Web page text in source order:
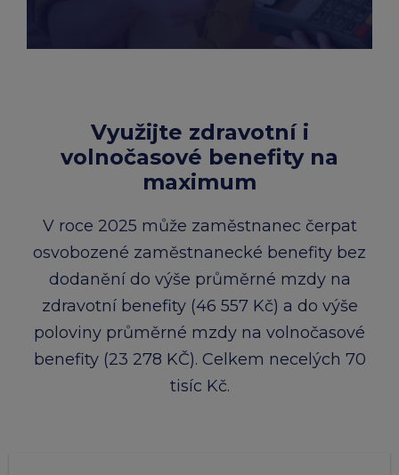
Využijte zdravotní i
volnočasové benefity na
maximum
V roce 2025 může zaměstnanec čerpat
osvobozené zaměstnanecké benefity bez
dodanění do výše průměrné mzdy na
zdravotní benefity (46 557 Kč) a do výše
poloviny průměrné mzdy na volnočasové
benefity (23 278 KČ). Celkem necelých 70
tisíc Kč.